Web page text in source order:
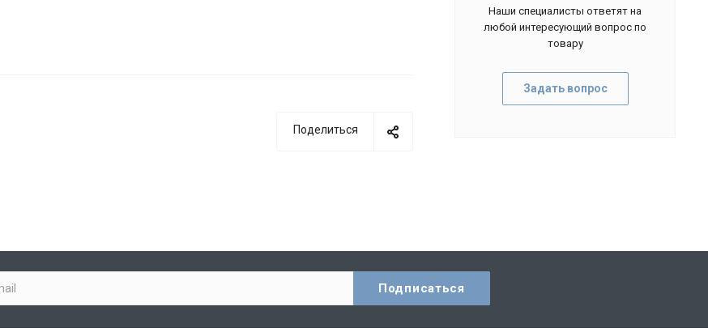
Наши специалисты ответят на
любой интересующий вопрос по
товару
Задать вопрос
Поделиться